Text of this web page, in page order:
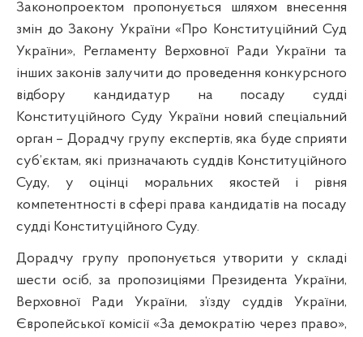
Законопроектом пропонується шляхом внесення
змін до Закону України «Про Конституційний Суд
України», Регламенту Верховної Ради України та
інших законів залучити до проведення конкурсного
відбору кандидатур на посаду судді
Конституційного Суду України новий спеціальний
орган – Дорадчу групу експертів, яка буде сприяти
суб’єктам, які призначають суддів Конституційного
Суду, у оцінці моральних якостей і рівня
компетентності в сфері права кандидатів на посаду
судді Конституційного Суду.
Дорадчу групу пропонується утворити у складі
шести осіб, за пропозиціями Президента України,
Верховної Ради України, з’їзду суддів України,
Європейської комісії «За демократію через право»,